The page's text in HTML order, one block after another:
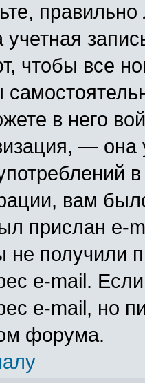
чтобы все
в него
—
вам
прислан e-
не получили
e-mail.
e-mail, но
форума.